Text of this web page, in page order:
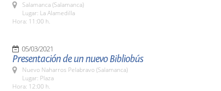
Salamanca (Salamanca)
Lugar: La Alamedilla
Hora: 11:00 h.
05/03/2021
Presentación de un nuevo Bibliobús
Nuevo Naharros Pelabravo (Salamanca)
Lugar: Plaza
Hora: 12:00 h.